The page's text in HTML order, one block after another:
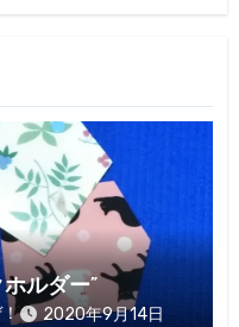
ルダー”
2020年9月14日